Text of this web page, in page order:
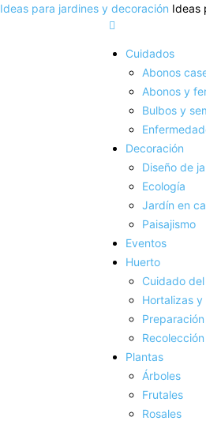
Ideas para jardines y decoración Ideas
Cuidados
Abonos
Abonos y
Bulbos y
Decoración
Diseño de
Ecología
Jardín en
Paisajismo
Eventos
Huerto
Cuidado
Hortalizas
Recolección
Plantas
Árboles
Frutales
Rosales